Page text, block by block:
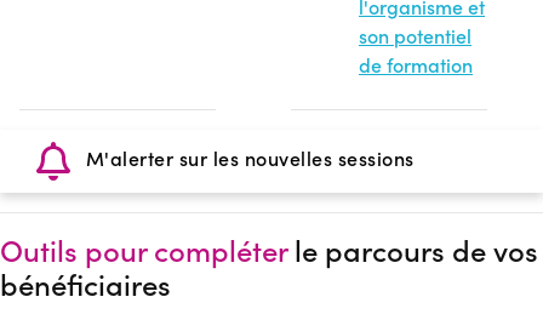
l'organisme et
son potentiel
de formation
M'alerter sur les nouvelles sessions
Outils pour compléterle parcours de vos
bénéficiaires